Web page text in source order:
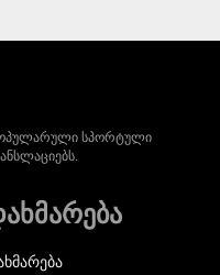
სპორტული